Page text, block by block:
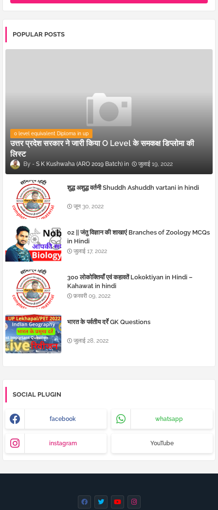
POPULAR POSTS
o level equivalent Diploma in up
उत्तर प्रदेश सरकार ने जारी किया O Level के समकक्ष डिप्लोमा की
लिस्ट
S K Kushwaha (ARO 2019 Batch) जुलाई 19, 2022
शुद्ध अशुद्ध वर्तनी Shuddh Ashuddh vartani in hindi
जून 30, 2022
02 || जंतु विज्ञान की शाखाएं Branches of Zoology MCQs
in Hindi
जुलाई 17, 2022
300 लोकोक्तियाँ एवं कहावतें Lokoktiyan in Hindi –
Kahawat in hindi
फ़रवरी 09, 2022
भारत के पर्वतीय दर्रे GK Questions
जुलाई 28, 2022
SOCIAL PLUGIN
facebook whatsapp
instagram YouTube